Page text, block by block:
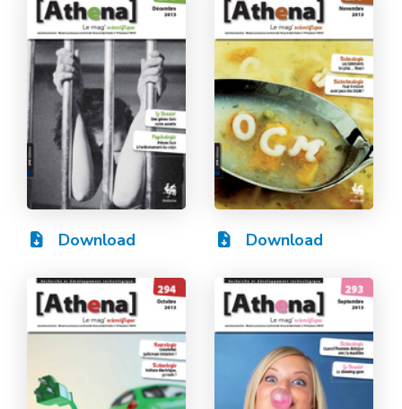
Download Download